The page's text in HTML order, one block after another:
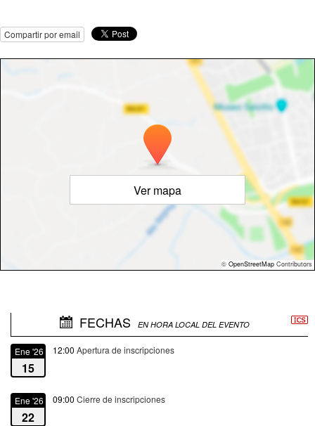
Compartir por email
Ver mapa
© OpenStreetMap Contributors
FECHAS EN HORA LOCAL DEL EVENTO
Ene '26
15
12:00 Apertura de inscripciones
Ene '26
22
09:00 Cierre de inscripciones